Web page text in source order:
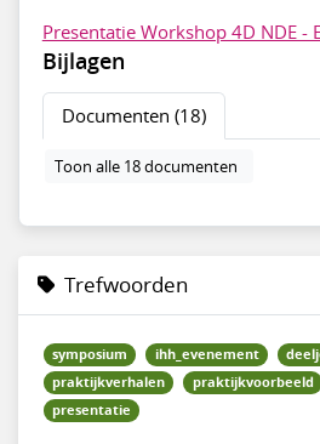
Presentatie Workshop 4D NDE -
Bijlagen
Documenten (18)
Toon alle 18 documenten
Trefwoorden
symposium ihh_evenement
praktijkverhalen
praktijkvoorbeeld
presentatie